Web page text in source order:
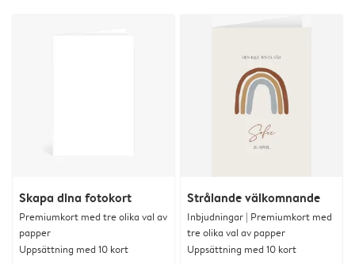
Skapa dina fotokort
Premiumkort med tre olika val av
papper
Uppsättning med 10 kort
Strålande välkomnande
Inbjudningar | Premiumkort med
tre olika val av papper
Uppsättning med 10 kort